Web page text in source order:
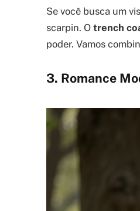
Se você busca um
scarpin. O trench
poder. Vamos
3. Romance